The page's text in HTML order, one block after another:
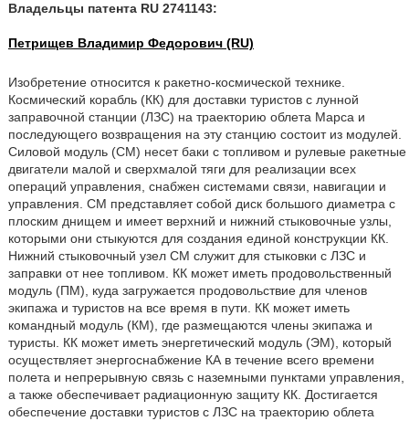
Владельцы патента RU 2741143:
Петрищев Владимир Федорович (RU)
Изобретение относится к ракетно-космической технике.
Космический корабль (КК) для доставки туристов с лунной
заправочной станции (ЛЗС) на траекторию облета Марса и
последующего возвращения на эту станцию состоит из модулей.
Силовой модуль (СМ) несет баки с топливом и рулевые ракетные
двигатели малой и сверхмалой тяги для реализации всех
операций управления, снабжен системами связи, навигации и
управления. СМ представляет собой диск большого диаметра с
плоским днищем и имеет верхний и нижний стыковочные узлы,
которыми они стыкуются для создания единой конструкции КК.
Нижний стыковочный узел СМ служит для стыковки с ЛЗС и
заправки от нее топливом. КК может иметь продовольственный
модуль (ПМ), куда загружается продовольствие для членов
экипажа и туристов на все время в пути. КК может иметь
командный модуль (КМ), где размещаются члены экипажа и
туристы. КК может иметь энергетический модуль (ЭМ), который
осуществляет энергоснабжение КА в течение всего времени
полета и непрерывную связь с наземными пунктами управления,
а также обеспечивает радиационную защиту КК. Достигается
обеспечение доставки туристов с ЛЗС на траекторию облета